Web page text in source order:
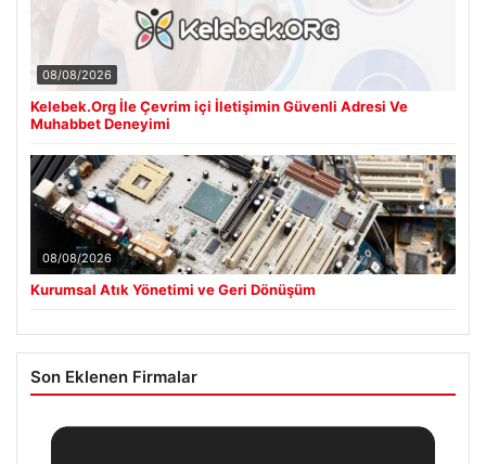
08/08/2026
Kelebek.Org İle Çevrim içi İletişimin Güvenli Adresi Ve
Muhabbet Deneyimi
08/08/2026
Kurumsal Atık Yönetimi ve Geri Dönüşüm
Son Eklenen Firmalar